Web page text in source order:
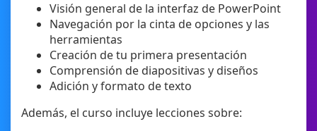
Visión general de la interfaz de PowerPoint
Navegación por la cinta de opciones y las
herramientas
Creación de tu primera presentación
Comprensión de diapositivas y diseños
Adición y formato de texto
Además, el curso incluye lecciones sobre: